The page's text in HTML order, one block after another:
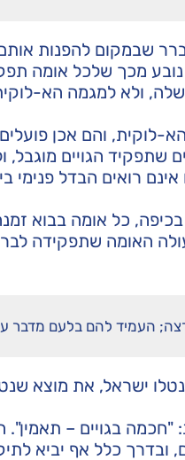
שבמקום להפנות
מכך שלכל אומה
ולא למגמה הא-
לוקית, והם אכן
הגויים מוגבל,
אינם רואים הבדל
כל אומה בבוא
האומה שתפקידה
העמיד להם בלעם מדבר
ישראל, את מוצא
"חכמה בגויים –
כלל אף יביא